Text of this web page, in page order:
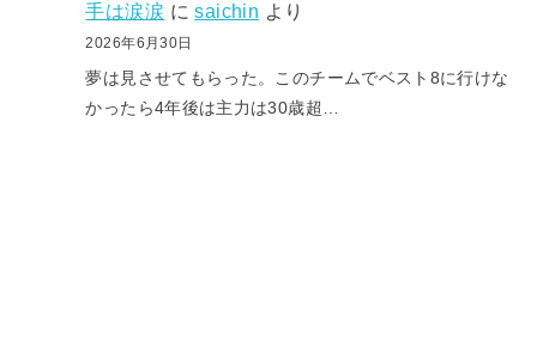
手は涙涙 にsaichin より
2026年6月30日
夢は見させてもらった。このチームでベスト8に行けな
かったら4年後は主力は30歳超…